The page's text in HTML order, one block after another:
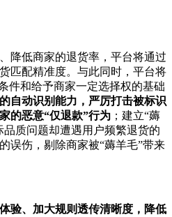
降低商家的退货率，平台将通过
匹配精准度。与此同时，平台将
件和给予商家一定选择权的基础
自动识别能力，严厉打击被标识
的恶意“仅退款”行为 ；建立“薅
质问题却遭遇用户频繁退货的
误伤，剔除商家被“薅羊毛”带来
验、加大规则透传清晰度，降低